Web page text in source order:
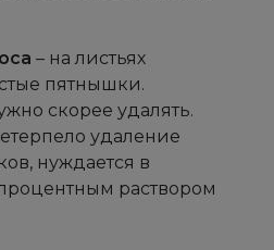
– на листьях
пятнышки.
скорее удалять.
удаление
нуждается в
раствором